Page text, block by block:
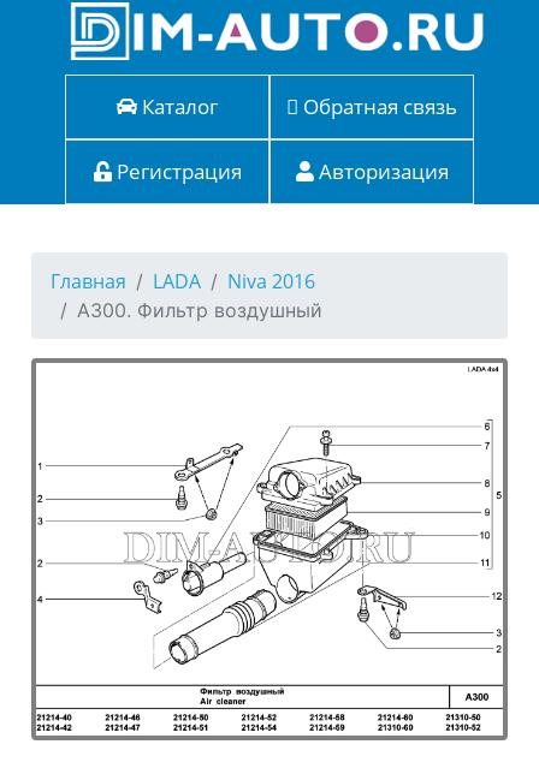
Каталог Обратная связь
Регистрация Авторизация
Главная LADA Niva 2016
A300. Фильтр воздушный